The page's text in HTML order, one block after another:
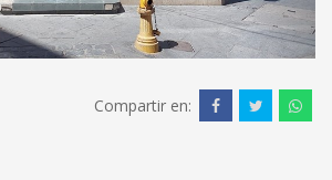
Compartir en: